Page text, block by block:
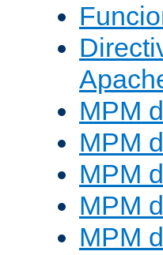
MPM
MPM
MPM
MPM
MPM